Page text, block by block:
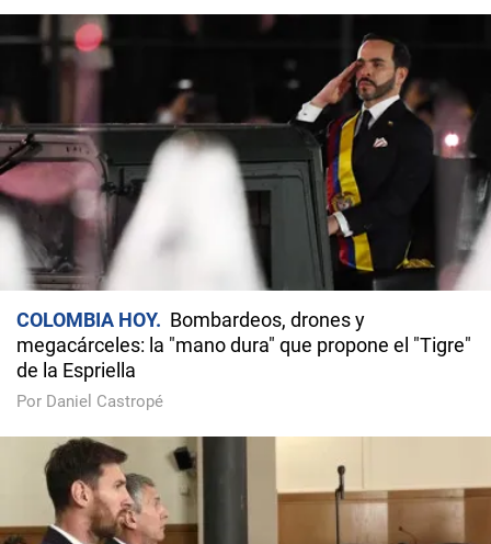
COLOMBIA HOY
Bombardeos, drones y
megacárceles: la "mano dura" que propone el "Tigre"
de la Espriella
Por Daniel Castropé